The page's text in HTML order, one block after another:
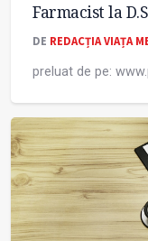
Farmacist la
DE REDACȚIA VIAȚA
preluat de pe: